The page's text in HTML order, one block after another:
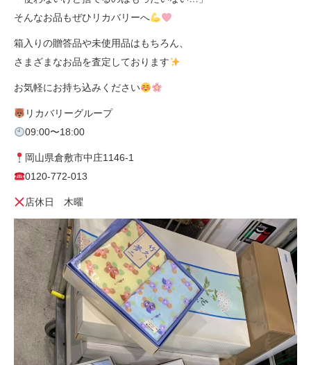
そんなお品もぜひリカバリーへ
箱入りの贈答品や未使用品はもちろん、
さまざまなお品を査定しております
お気軽にお持ち込みください
リカバリーグループ
09:00〜18:00
岡山県倉敷市中庄1146-1
0120-772-013
店休日 木曜